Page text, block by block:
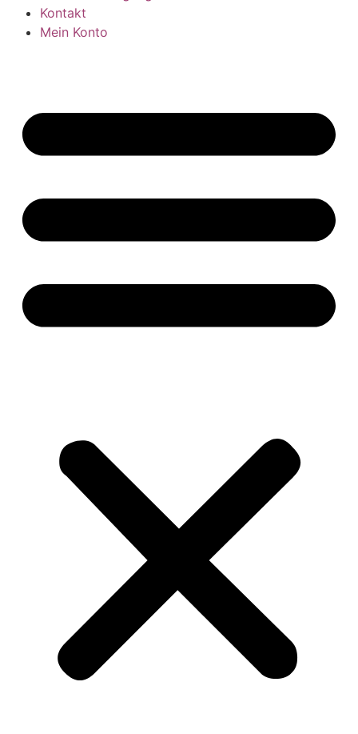
Kontakt
Mein Konto